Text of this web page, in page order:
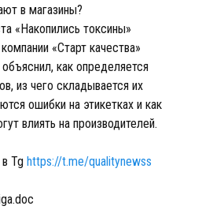
в магазины?
«Накопились токсины»
«Старт качества»
как определяется
из чего складывается их
ошибки на этикетках и как
влиять на производителей.
Tg https://t.me/qualitynewss